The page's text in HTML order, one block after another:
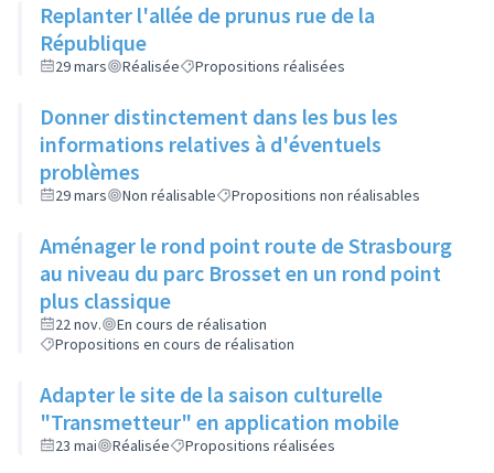
Replanter l'allée de prunus rue de la
République
29 mars Réalisée Propositions réalisées
Donner distinctement dans les bus les
informations relatives à d'éventuels
problèmes
29 mars Non réalisable Propositions non réalisables
Aménager le rond point route de Strasbourg
au niveau du parc Brosset en un rond point
plus classique
22 nov.
En cours de réalisation
Propositions en cours de réalisation
Adapter le site de la saison culturelle
"Transmetteur" en application mobile
23 mai Réalisée Propositions réalisées